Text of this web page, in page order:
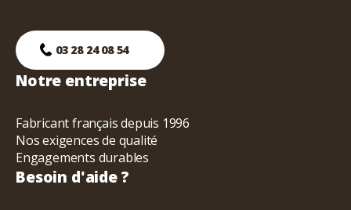
03 28 24 08 54
Notre entreprise
Fabricant français depuis 1996
Nos exigences de qualité
Engagements durables
Besoin d'aide ?